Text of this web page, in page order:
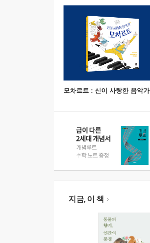
모차르트 : 신이 사랑한 음악가
지금, 이 책